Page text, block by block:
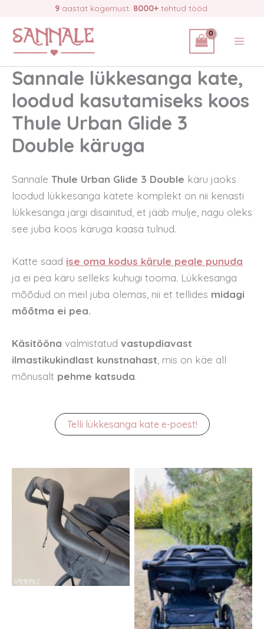
content
9 aastat kogemust. 8000+ tehtud tööd.
Sannale lükkesanga kate,
loodud kasutamiseks koos
Thule Urban Glide 3
Double käruga
Sannale Thule Urban Glide 3 Double käru jaoks
loodud lükkesanga katete komplekt on nii kenasti
lükkesanga järgi disainitud, et jääb mulje, nagu oleks
see juba koos käruga kaasa tulnud.
Katte saad ise oma kodus kärule peale punuda
ja ei pea käru selleks kuhugi tooma. Lükkesanga
mõõdud on meil juba olemas, nii et tellides midagi
mõõtma ei pea.
Käsitööna valmistatud vastupdiavast
ilmastikukindlast kunstnahast, mis on käe all
mõnusalt pehme katsuda.
Telli lükkesanga kate e-poest!